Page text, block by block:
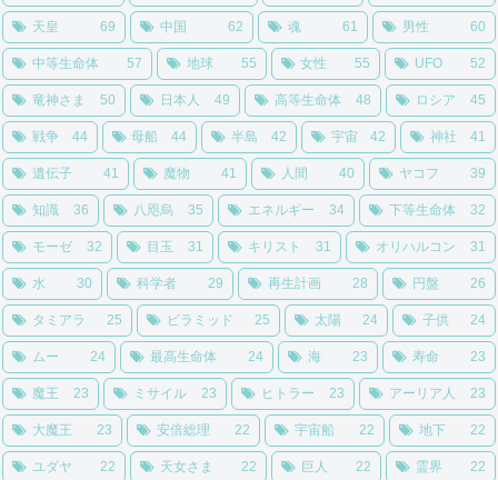
天皇 69 中国 62 魂 61 男性 60
中等生命体 57 地球 55 女性 55 UFO 52
竜神さま 50 日本人 49 高等生命体 48 ロシア 45
戦争 44 母船 44 半島 42 宇宙 42 神社 41
遺伝子 41 魔物 41 人間 40 ヤコフ 39
知識 36 八咫烏 35 エネルギー 34 下等生命体 32
モーゼ 32 目玉 31 キリスト 31 オリハルコン 31
水 30 科学者 29 再生計画 28 円盤 26
タミアラ 25 ピラミッド 25 太陽 24 子供 24
ムー 24 最高生命体 24 海 23 寿命 23
魔王 23 ミサイル 23 ヒトラー 23 アーリア人 23
大魔王 23 安倍総理 22 宇宙船 22 地下 22
ユダヤ 22 天女さま 22 巨人 22 霊界 22